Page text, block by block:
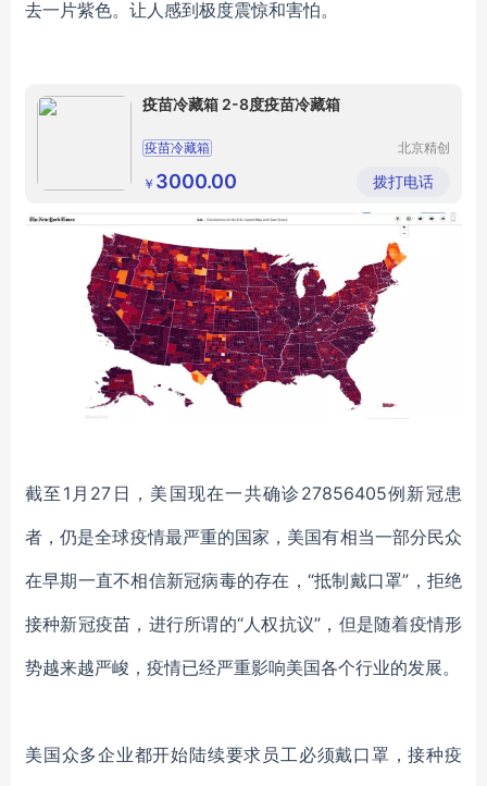
去一片紫色。让人感到极度震惊和害怕。
疫苗冷藏箱 2-8度疫苗冷藏箱
疫苗冷藏箱
北京精创
有限公司
￥ 3000.00 拨打电话
截至 1月27日，美国现在一共确诊27856405例新冠患
者，仍是全球疫情最严重的国家，美国有相当一部分民众
在早期一直不相信新冠病毒的存在，“抵制戴口罩”，拒绝
接种新冠疫苗，进行所谓的“人权抗议”，但是随着疫情形
势越来越严峻，疫情已经严重影响美国各个行业的发展。
美国众多企业都开始陆续要求员工必须戴口罩，接种疫